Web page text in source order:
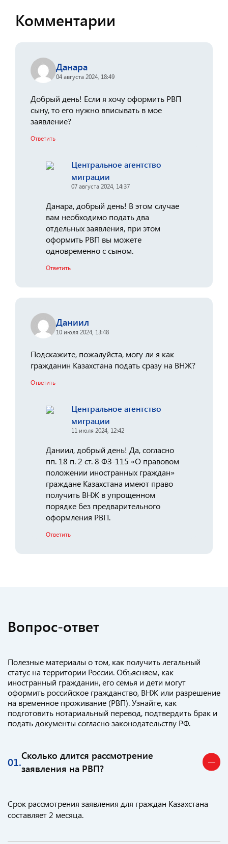
Комментарии
Данара
04 августа 2024, 18:49
Добрый день! Если я хочу оформить РВП
сыну, то его нужно вписывать в мое
заявление?
Ответить
Центральное агентство
миграции
07 августа 2024, 14:37
Данара, добрый день! В этом случае
вам необходимо подать два
отдельных заявления, при этом
оформить РВП вы можете
одновременно с сыном.
Ответить
Даниил
10 июля 2024, 13:48
Подскажите, пожалуйста, могу ли я как
гражданин Казахстана подать сразу на ВНЖ?
Ответить
Центральное агентство
миграции
11 июля 2024, 12:42
Даниил, добрый день! Да, согласно
пп. 18 п. 2 ст. 8 ФЗ-115 «О правовом
положении иностранных граждан»
граждане Казахстана имеют право
получить ВНЖ в упрощенном
порядке без предварительного
оформления РВП.
Ответить
Вопрос-ответ
Полезные материалы о том, как получить легальный
статус на территории России. Объясняем, как
иностранный гражданин, его семья и дети могут
оформить российское гражданство, ВНЖ или разрешение
на временное проживание (РВП). Узнайте, как
подготовить нотариальный перевод, подтвердить брак и
подать документы согласно законодательству РФ.
01.Сколько длится рассмотрение
заявления на РВП?
Срок рассмотрения заявления для граждан Казахстана
составляет 2 месяца.